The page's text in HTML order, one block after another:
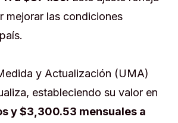
mejorar las condiciones
y Actualización (UMA)
estableciendo su valor en
y $3,300.53 mensuales a